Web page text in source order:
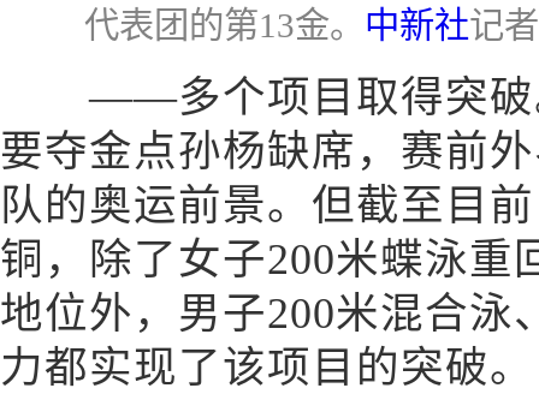
代表团的第13金。 中新社记
——多个项目取得突破
要夺金点孙杨缺席，赛前
队的奥运前景。但截至目
铜，除了女子200米蝶泳重
地位外，男子200米混合泳
力都实现了该项目的突破。